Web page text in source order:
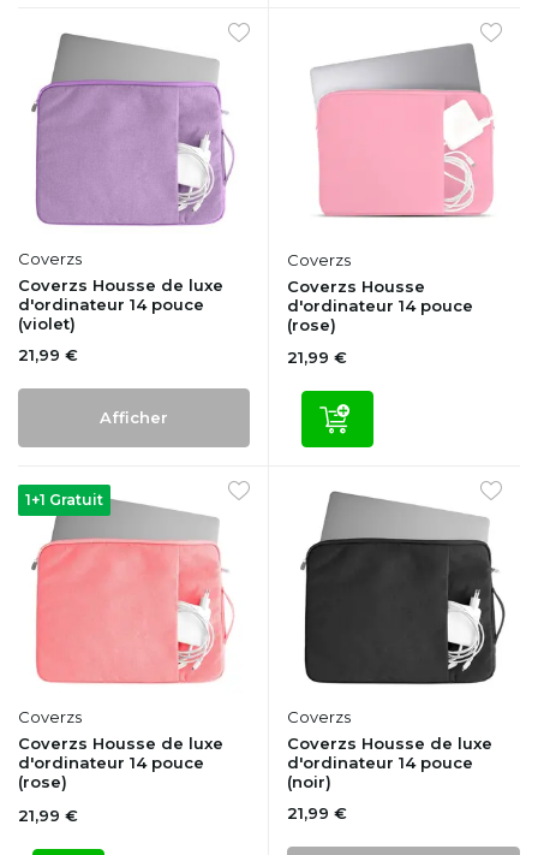
Coverzs
Coverzs Housse de luxe
d'ordinateur 14 pouce
(violet)
21,99 €
Afficher
Coverzs
Coverzs Housse
d'ordinateur 14 pouce
(rose)
21,99 €
1+1 Gratuit
Coverzs
Coverzs Housse de luxe
d'ordinateur 14 pouce
(rose)
21,99 €
Coverzs
Coverzs Housse de luxe
d'ordinateur 14 pouce
(noir)
21,99 €